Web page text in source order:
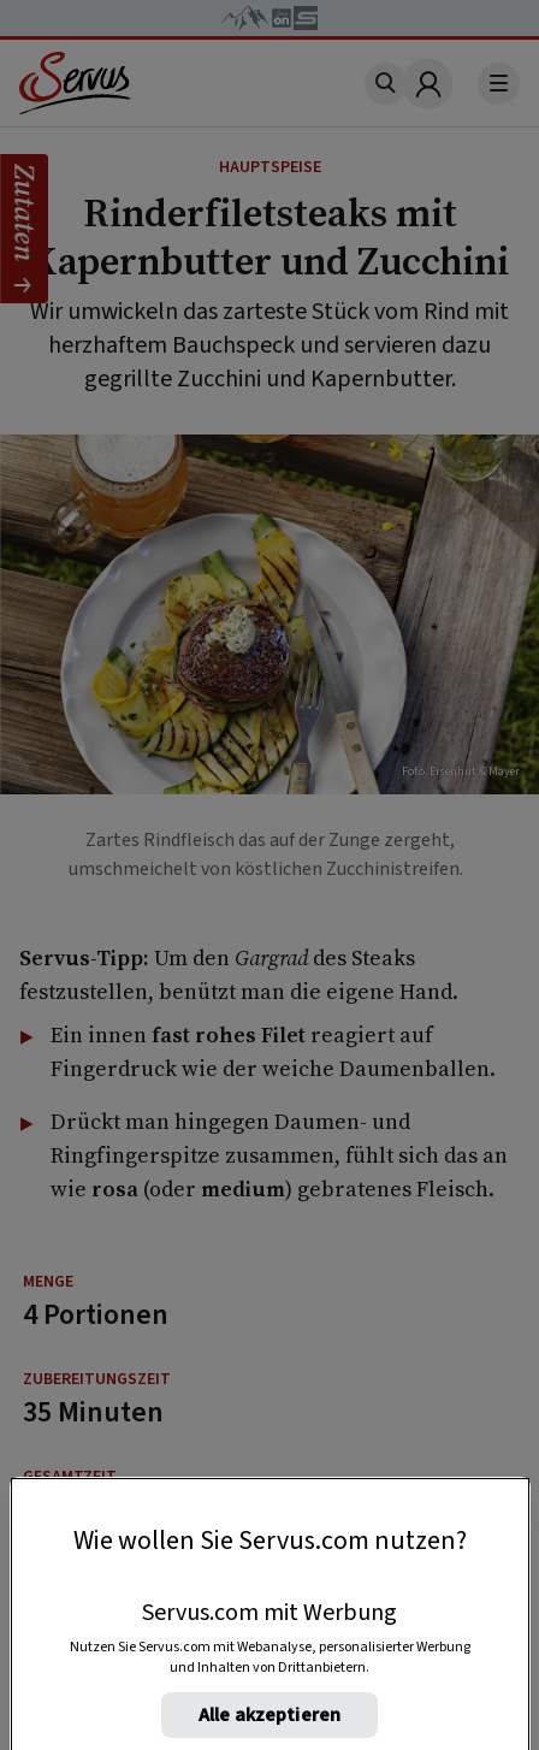
Account
HAUPTSPEISE
Rinderfiletsteaks mit
Kapernbutter und Zucchini
Wir umwickeln das zarteste Stück vom Rind mit
herzhaftem Bauchspeck und servieren dazu
gegrillte Zucchini und Kapernbutter.
Foto: Eisenhut & Mayer
Zartes Rindfleisch das auf der Zunge zergeht,
umschmeichelt von köstlichen Zucchinistreifen.
Servus-Tipp: Um den Gargraddes Steaks
festzustellen, benützt man die eigene Hand.
Ein innen fast rohes Filetreagiert auf
Fingerdruck wie der weiche Daumenballen.
Drückt man hingegen Daumen- und
Ringfingerspitze zusammen, fühlt sich das an
wie rosa(oder medium) gebratenes Fleisch.
4 Portionen
35 Minuten
Zutaten
Wie wollen Sie Servus.com nutzen?
Servus.com mit Werbung
Nutzen Sie Servus.com mit Webanalyse, personalisierter Werbung
und Inhalten von Drittanbietern.
Alle akzeptieren